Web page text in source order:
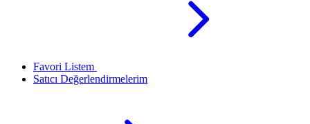
Favori Listem
Satıcı Değerlendirmelerim